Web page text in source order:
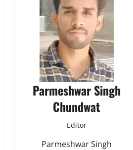
Parmeshwar Singh
Chundwat
Editor
Parmeshwar Singh